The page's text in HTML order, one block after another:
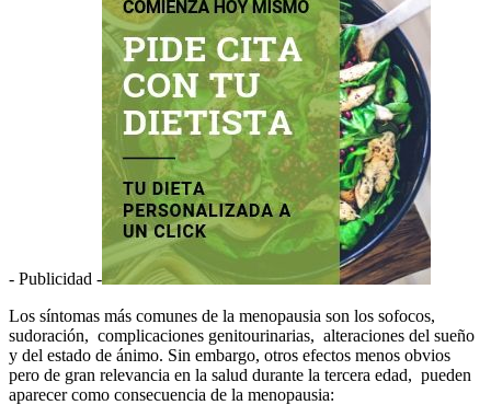
- Publicidad -
Los síntomas más comunes de la menopausia son los sofocos,
sudoración, complicaciones genitourinarias, alteraciones del sueño
y del estado de ánimo. Sin embargo, otros efectos menos obvios
pero de gran relevancia en la salud durante la tercera edad, pueden
aparecer como consecuencia de la menopausia: